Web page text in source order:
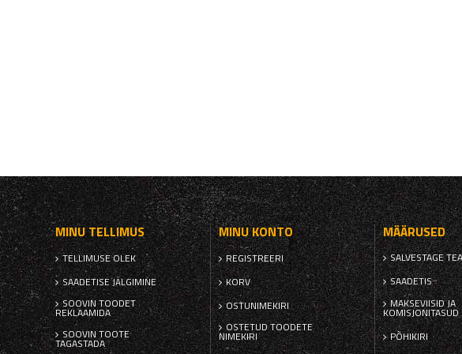
MINU TELLIMUS
TELLIMUSE OLEK
SAADETISE JÄLGIMINE
SOOVIN TOODET
REKLAAMIDA
SOOVIN TOOTE
TAGASTADA
MINU KONTO
REGISTREERI
KORV
OSTUNIMEKIRI
OSTETUD TOODETE
NIMEKIRI
MÄÄRUSED
SALVESTAGE
SAADETIS
MAKSEVIISID JA
KOMISJONITASUD
PÕHIKIRI